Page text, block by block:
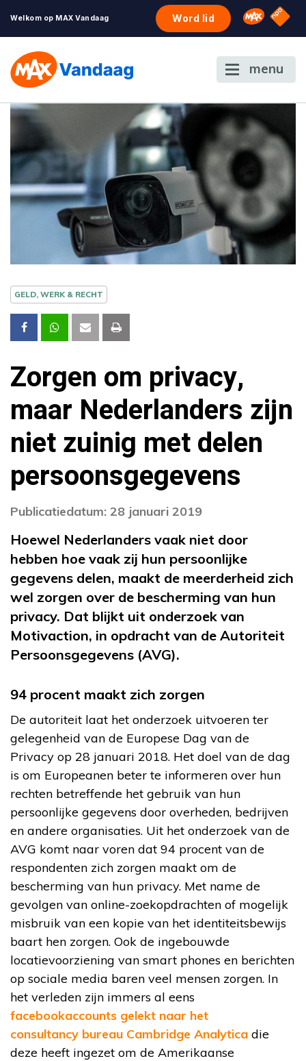
Welkom op MAX Vandaag Word lid Omroep
NPO
menu
GELD, WERK & RECHT
Zorgen om privacy,
maar Nederlanders zijn
niet zuinig met delen
persoonsgegevens
Publicatiedatum: 28 januari 2019
Hoewel Nederlanders vaak niet door
hebben hoe vaak zij hun persoonlijke
gegevens delen, maakt de meerderheid zich
wel zorgen over de bescherming van hun
privacy. Dat blijkt uit onderzoek van
Motivaction, in opdracht van de Autoriteit
Persoonsgegevens (AVG).
94 procent maakt zich zorgen
De autoriteit laat het onderzoek uitvoeren ter
gelegenheid van de Europese Dag van de
Privacy op 28 januari 2018. Het doel van de dag
is om Europeanen beter te informeren over hun
rechten betreffende het gebruik van hun
persoonlijke gegevens door overheden, bedrijven
en andere organisaties. Uit het onderzoek van de
AVG komt naar voren dat 94 procent van de
respondenten zich zorgen maakt om de
bescherming van hun privacy. Met name de
gevolgen van online-zoekopdrachten of mogelijk
misbruik van een kopie van het identiteitsbewijs
baart hen zorgen. Ook de ingebouwde
locatievoorziening van smart phones en berichten
op sociale media baren veel mensen zorgen. In
het verleden zijn immers al eens
facebookaccounts gelekt naar het
consultancy bureau Cambridge Analytica die
deze heeft ingezet om de Amerikaanse